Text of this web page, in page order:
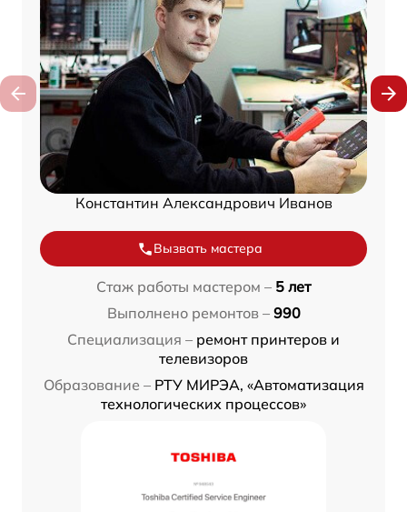
Константин Александрович Иванов
Вызвать мастера
Стаж работы мастером – 5 лет
Выполнено ремонтов – 990
Специализация – ремонт принтеров и
телевизоров
Образование – РТУ МИРЭА, «Автоматизация
технологических процессов»